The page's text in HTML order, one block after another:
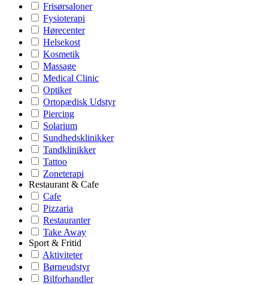
Frisørsaloner
Fysioterapi
Hørecenter
Helsekost
Kosmetik
Massage
Medical Clinic
Optiker
Ortopædisk Udstyr
Piercing
Solarium
Sundhedsklinikker
Tandklinikker
Tattoo
Zoneterapi
Restaurant & Cafe
Cafe
Pizzaria
Restauranter
Take Away
Sport & Fritid
Aktiviteter
Børneudstyr
Bilforhandler